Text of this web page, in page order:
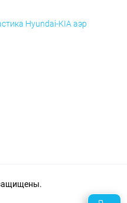
Hyundai-KIA аэр